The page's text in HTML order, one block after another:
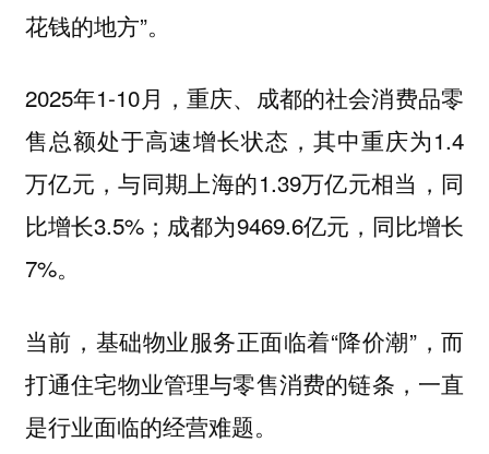
花钱的地方”。
2025年1-10月，重庆、成都的社会消费品零
售总额处于高速增长状态，其中重庆为1.4
万亿元，与同期上海的1.39万亿元相当，同
比增长3.5%；成都为9469.6亿元，同比增长
7%。
当前，基础物业服务正面临着“降价潮”，而
打通住宅物业管理与零售消费的链条，一直
是行业面临的经营难题。